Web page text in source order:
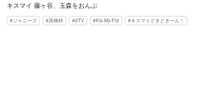
キスマイ 藤ヶ谷、玉森をおんぶ
ジャニーズ 高橋梓 dTV Kis-My-Ft2 キスマイどきどきーん！